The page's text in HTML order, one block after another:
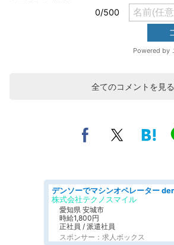
全てのコメントを見る
株式会社テクノスマイル
愛知県 安城市
時給1,800円
正社員 / 派遣社員
スポンサー：求人ボックス